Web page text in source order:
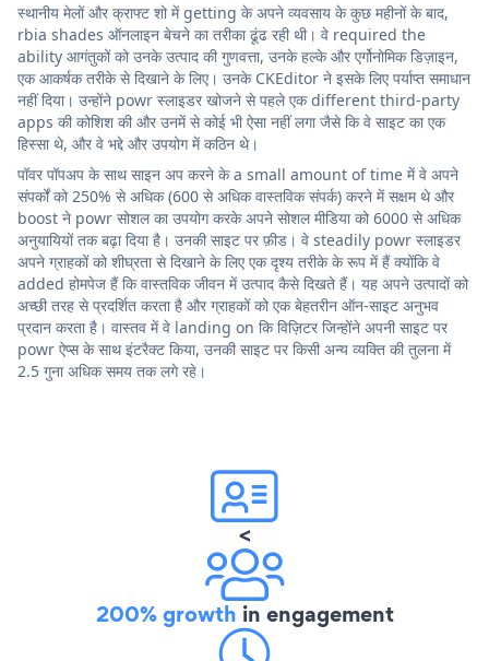
स्थानीय मेलों और क्राफ्ट शो में getting के अपने व्यवसाय के कुछ महीनों के बाद,
rbia shades ऑनलाइन बेचने का तरीका ढूंढ रही थी। वे required the
ability आगंतुकों को उनके उत्पाद की गुणवत्ता, उनके हल्के और एर्गोनोमिक डिज़ाइन,
एक आकर्षक तरीके से दिखाने के लिए। उनके CKEditor ने इसके लिए पर्याप्त समाधान
नहीं दिया। उन्होंने powr स्लाइडर खोजने से पहले एक different third-party
apps की कोशिश की और उनमें से कोई भी ऐसा नहीं लगा जैसे कि वे साइट का एक
हिस्सा थे, और वे भद्दे और उपयोग में कठिन थे।
पॉवर पॉपअप के साथ साइन अप करने के a small amount of time में वे अपने
संपर्कों को 250% से अधिक (600 से अधिक वास्तविक संपर्क) करने में सक्षम थे और
boost ने powr सोशल का उपयोग करके अपने सोशल मीडिया को 6000 से अधिक
अनुयायियों तक बढ़ा दिया है। उनकी साइट पर फ़ीड। वे steadily powr स्लाइडर
अपने ग्राहकों को शीघ्रता से दिखाने के लिए एक दृश्य तरीके के रूप में हैं क्योंकि वे
added होमपेज हैं कि वास्तविक जीवन में उत्पाद कैसे दिखते हैं। यह अपने उत्पादों को
अच्छी तरह से प्रदर्शित करता है और ग्राहकों को एक बेहतरीन ऑन-साइट अनुभव
प्रदान करता है। वास्तव में वे landing on कि विज़िटर जिन्होंने अपनी साइट पर
powr ऐप्स के साथ इंटरैक्ट किया, उनकी साइट पर किसी अन्य व्यक्ति की तुलना में
2.5 गुना अधिक समय तक लगे रहे।
<
200% growth in engagement